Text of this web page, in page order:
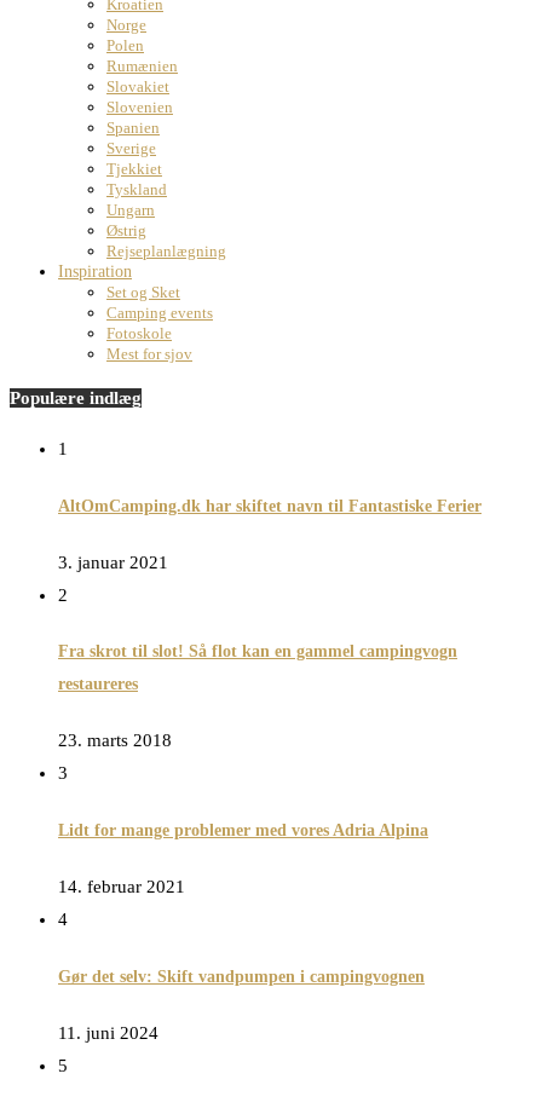
Kroatien
Norge
Polen
Rumænien
Slovakiet
Slovenien
Spanien
Sverige
Tjekkiet
Tyskland
Ungarn
Østrig
Rejseplanlægning
Inspiration
Set og Sket
Camping events
Fotoskole
Mest for sjov
Populære indlæg
1
AltOmCamping.dk har skiftet navn til Fantastiske Ferier
3. januar 2021
2
Fra skrot til slot! Så flot kan en gammel campingvogn
restaureres
23. marts 2018
3
Lidt for mange problemer med vores Adria Alpina
14. februar 2021
4
Gør det selv: Skift vandpumpen i campingvognen
11. juni 2024
5